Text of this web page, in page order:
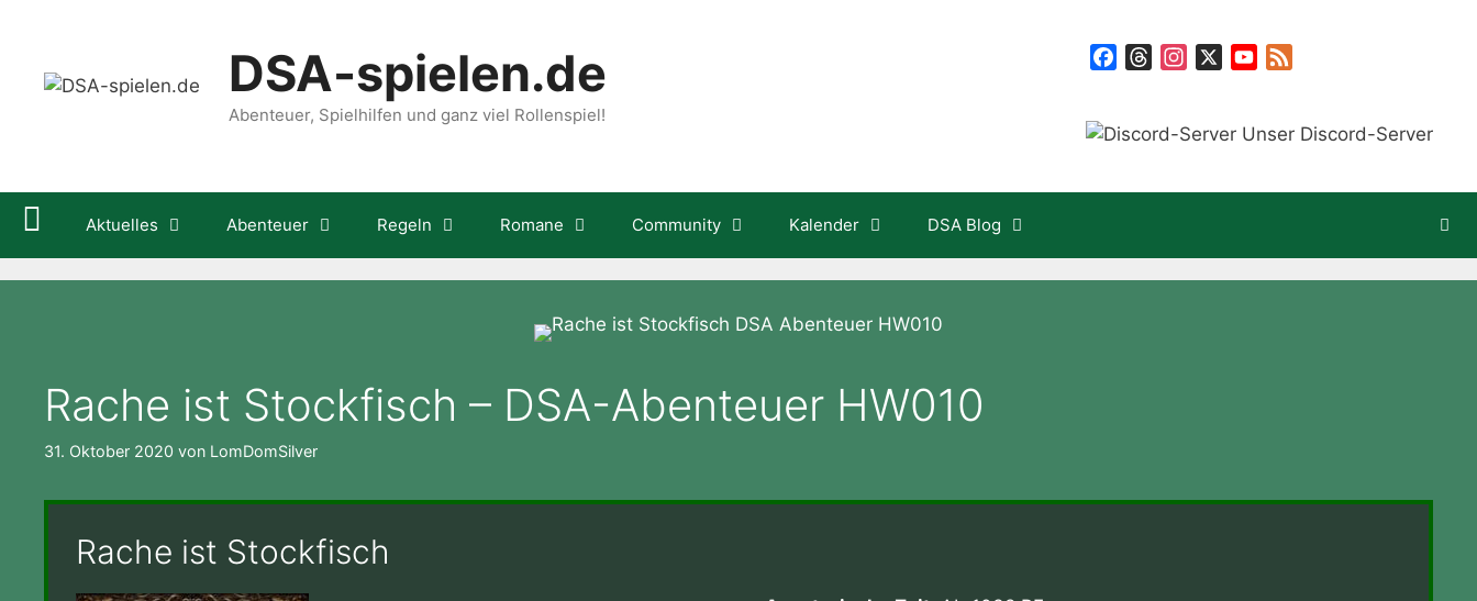
springen
FacebookThreadsInstagram YouTube
Unser Discord-Server
DSA-spielen.de
Abenteuer, Spielhilfen und ganz viel Rollenspiel!
Aktuelles Abenteuer Regeln Romane Community Kalender DSA Blog
Rache ist Stockfisch – DSA-Abenteuer HW010
31. Oktober 2020 von LomDomSilver
Rache ist Stockfisch